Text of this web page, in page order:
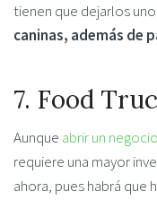
tienen que dejarlos
caninas, además de
7. Food
Aunque abrir un
requiere una mayor
ahora, pues habrá que